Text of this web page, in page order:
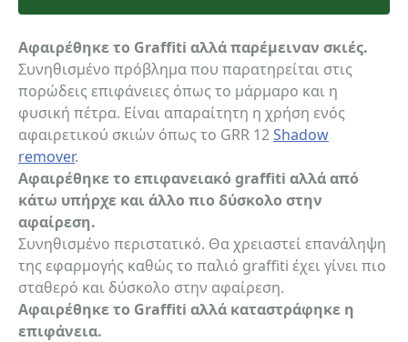
Αφαιρέθηκε το Graffiti αλλά παρέμειναν σκιές.
Συνηθισμένο πρόβλημα που παρατηρείται στις
πορώδεις επιφάνειες όπως το μάρμαρο και η
φυσική πέτρα. Είναι απαραίτητη η χρήση ενός
αφαιρετικού σκιών όπως το GRR 12Shadow
remover.
Αφαιρέθηκε το επιφανειακό graffiti αλλά από
κάτω υπήρχε και άλλο πιο δύσκολο στην
αφαίρεση.
Συνηθισμένο περιστατικό. Θα χρειαστεί επανάληψη
της εφαρμογής καθώς το παλιό graffiti έχει γίνει πιο
σταθερό και δύσκολο στην αφαίρεση.
Αφαιρέθηκε το Graffiti αλλά καταστράφηκε η
επιφάνεια.